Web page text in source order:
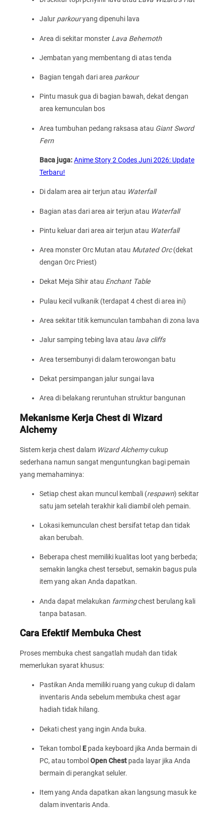
Jalur parkouryang dipenuhi lava
Area di sekitar monster Lava Behemoth
Jembatan yang membentang di atas tenda
Bagian tengah dari area parkour
Pintu masuk gua di bagian bawah, dekat dengan
area kemunculan bos
Area tumbuhan pedang raksasa atau Giant Sword
Fern
Baca juga:Anime Story 2 Codes Juni 2026: Update
Terbaru!
Di dalam area air terjun atau Waterfall
Bagian atas dari area air terjun atau Waterfall
Pintu keluar dari area air terjun atau Waterfall
Area monster Orc Mutan atau Mutated Orc(dekat
dengan Orc Priest)
Dekat Meja Sihir atau Enchant Table
Pulau kecil vulkanik (terdapat 4 chest di area ini)
Area sekitar titik kemunculan tambahan di zona lava
Jalur samping tebing lava atau lava cliffs
Area tersembunyi di dalam terowongan batu
Dekat persimpangan jalur sungai lava
Area di belakang reruntuhan struktur bangunan
Mekanisme Kerja Chest di Wizard
Alchemy
Sistem kerja chest dalam Wizard Alchemycukup
sederhana namun sangat menguntungkan bagi pemain
yang memahaminya:
Setiap chest akan muncul kembali (respawn) sekitar
satu jam setelah terakhir kali diambil oleh pemain.
Lokasi kemunculan chest bersifat tetap dan tidak
akan berubah.
Beberapa chest memiliki kualitas loot yang berbeda;
semakin langka chest tersebut, semakin bagus pula
item yang akan Anda dapatkan.
Anda dapat melakukan farmingchest berulang kali
tanpa batasan.
Cara Efektif Membuka Chest
Proses membuka chest sangatlah mudah dan tidak
memerlukan syarat khusus:
Pastikan Anda memiliki ruang yang cukup di dalam
inventaris Anda sebelum membuka chest agar
hadiah tidak hilang.
Dekati chest yang ingin Anda buka.
Tekan tombol E pada keyboard jika Anda bermain di
PC, atau tombol Open Chest pada layar jika Anda
bermain di perangkat seluler.
Item yang Anda dapatkan akan langsung masuk ke
dalam inventaris Anda.